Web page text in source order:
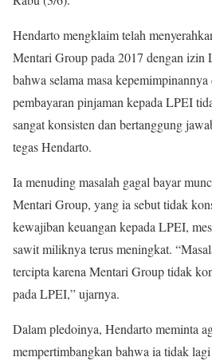
Hendarto mengklaim telah
Mentari Group pada 2017 dengan izin
bahwa selama masa
pembayaran pinjaman kepada LPEI
sangat konsisten dan bertanggung
tegas Hendarto.
Ia menuding masalah gagal bayar
Mentari Group, yang ia sebut tidak
kewajiban keuangan kepada LPEI,
sawit miliknya terus meningkat.
tercipta karena Mentari Group tidak
pada LPEI,” ujarnya.
Dalam pledoinya, Hendarto meminta
mempertimbangkan bahwa ia tidak